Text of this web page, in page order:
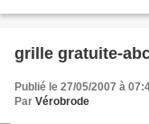
grille gratuite-
Publié le 27/05/2007 à
Par Vérobrode